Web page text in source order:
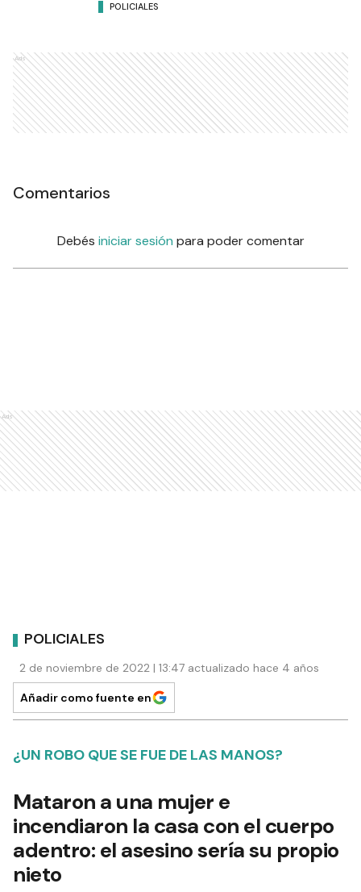
POLICIALES
Ads
Comentarios
Debés iniciar sesión para poder comentar
Ads
POLICIALES
2 de noviembre de 2022 | 13:47 actualizado hace 4 años
Añadir como fuente en
¿UN ROBO QUE SE FUE DE LAS MANOS?
Mataron a una mujer e
incendiaron la casa con el cuerpo
adentro: el asesino sería su propio
nieto